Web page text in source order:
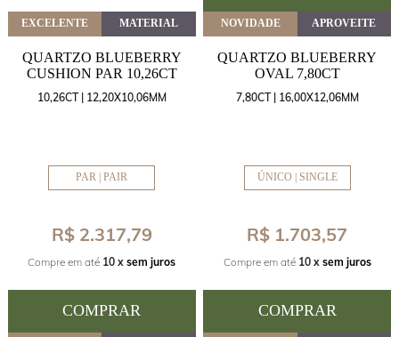
EXCELENTE MATERIAL
QUARTZO BLUEBERRY
CUSHION PAR 10,26CT
10,26CT | 12,20X10,06MM
PAR | PAIR
R$ 2.317,79
Compre em até 10 x sem juros
COMPRAR
NOVIDADE APROVEITE
QUARTZO BLUEBERRY
OVAL 7,80CT
7,80CT | 16,00X12,06MM
ÚNICO | SINGLE
R$ 1.703,57
Compre em até 10 x sem juros
COMPRAR